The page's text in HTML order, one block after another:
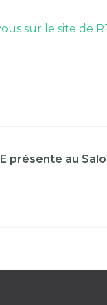
sur le site de
présente au